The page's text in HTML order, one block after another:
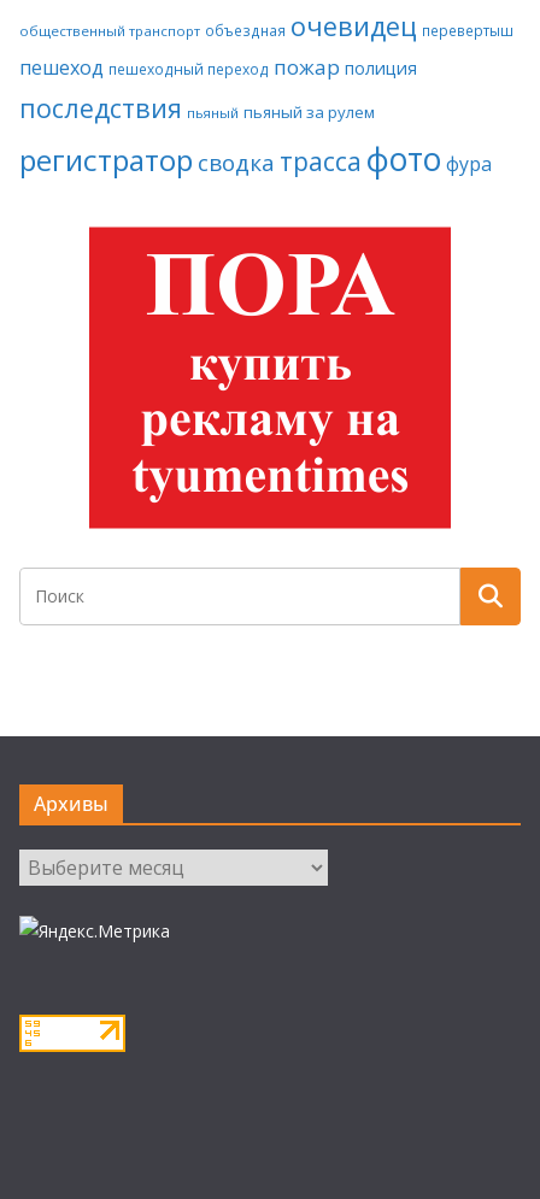
общественный транспорт объездная очевидец перевертыш
пешеход пешеходный переход пожар полиция
последствия пьяный пьяный за рулем
регистратор сводка трасса фото фура
Архивы
Архивы